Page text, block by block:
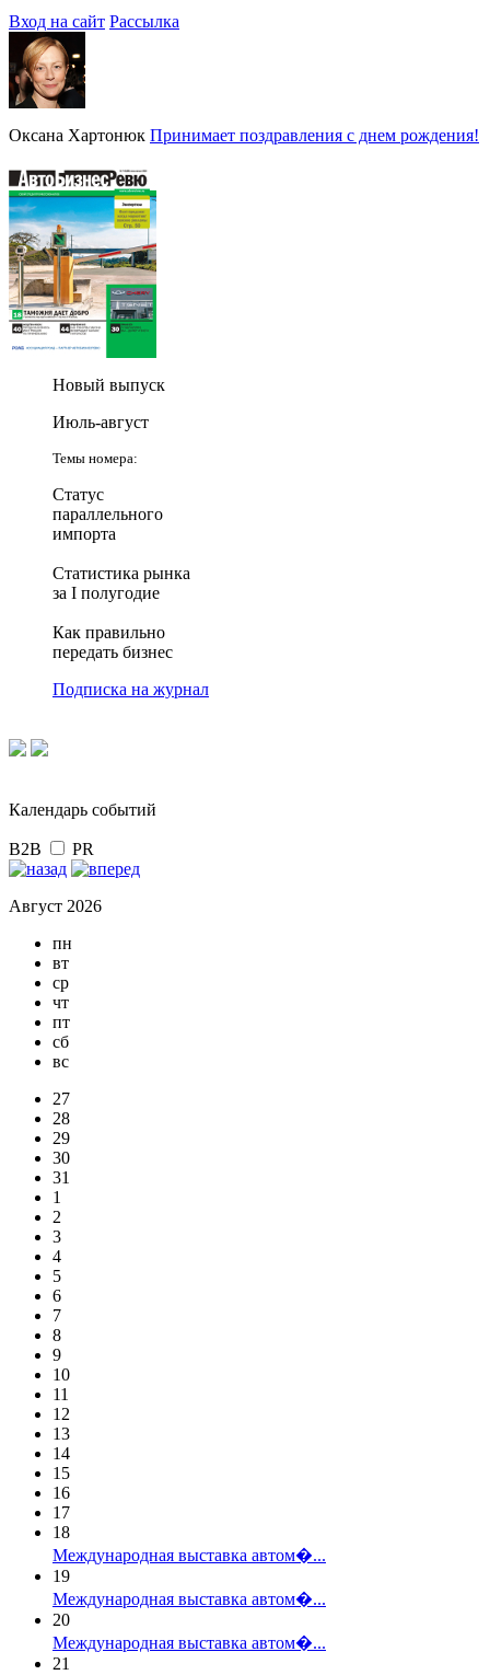
Вход на сайт Рассылка
Оксана Хартонюк Принимает поздравления с днем рождения!
Новый выпуск
Июль-август
Темы номера:
Статус
параллельного
импорта
Статистика рынка
за I полугодие
Как правильно
передать бизнес
Подписка на журнал
Календарь событий
B2B PR
Август 2026
пн
вт
ср
чт
пт
сб
вс
27
28
29
30
31
1
2
3
4
5
6
7
8
9
10
11
12
13
14
15
16
17
18
Международная выставка автом�...
19
Международная выставка автом�...
20
Международная выставка автом�...
21